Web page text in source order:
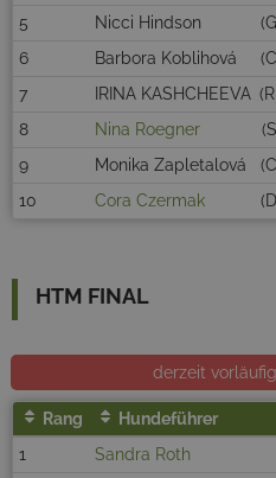
5
Nicci Hindson
6
Barbora Koblihová
7
IRINA KASHCHEEVA
8
Nina Roegner
9
Monika Zapletalová
10
Cora Czermak
HTM FINAL
derzeit
Rang Hundeführer
1
Sandra Roth